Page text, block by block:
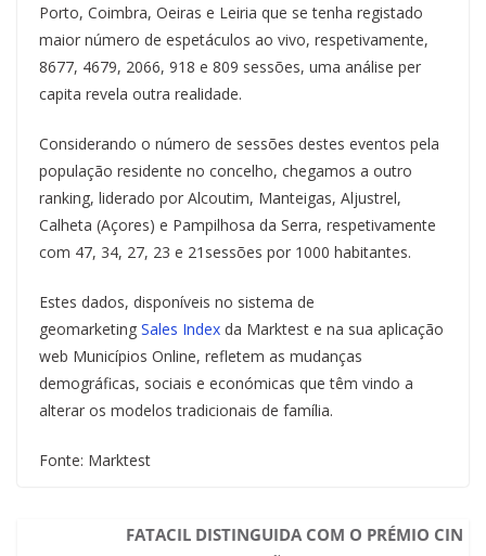
Porto, Coimbra, Oeiras e Leiria que se tenha registado
maior número de espetáculos ao vivo, respetivamente,
8677, 4679, 2066, 918 e 809 sessões, uma análise per
capita revela outra realidade.
Considerando o número de sessões destes eventos pela
população residente no concelho, chegamos a outro
ranking, liderado por Alcoutim, Manteigas, Aljustrel,
Calheta (Açores) e Pampilhosa da Serra, respetivamente
com 47, 34, 27, 23 e 21sessões por 1000 habitantes.
Estes dados, disponíveis no sistema de
geomarketing Sales Index da Marktest e na sua aplicação
web Municípios Online, refletem as mudanças
demográficas, sociais e económicas que têm vindo a
alterar os modelos tradicionais de família.
Fonte: Marktest
FATACIL DISTINGUIDA COM O PRÉMIO CIN